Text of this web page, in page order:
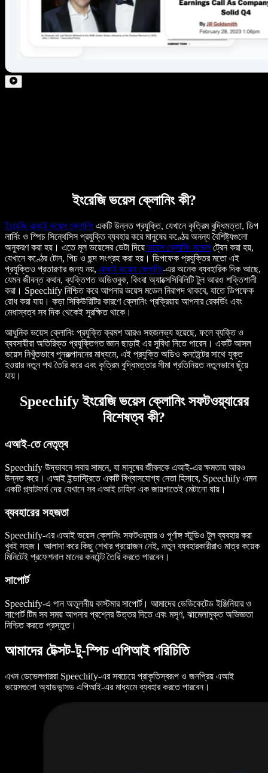
ইংরেজি ভয়েস ক্লোনিং কী?
ইংরেজি এআই ভয়েস ক্লোনিং একটি উন্নত প্রযুক্তি, যেখানে কৃত্রিম বুদ্ধিমত্তা, ডিপ
লার্নিং ও স্পিচ সিন্থেসিস প্রযুক্তি ব্যবহার করে মানুষের কণ্ঠের অনন্য বৈশিষ্ট্যগুলো
অনুকরণ করা হয়। এতে মূল ভয়েসের ডেটা দিয়ে ভয়েস ক্লোনিং মডেলট্রেন করা হয়,
যেখানে কণ্ঠের টোন, পিচ ও ছন্দ সংগ্রহ করা হয়। ডিপফেক প্রযুক্তির মতো এই
প্রযুক্তিও প্রতারণার জন্য নয়, এআই ভয়েস ক্লোনিং-এর অনেক ব্যবহারিক দিক আছে,
যেমন জীবন্ত কথন, ব্যক্তিগত অডিওবুক, কিংবা অ্যাক্সেসিবিলিটি টুল আরও শক্তিশালী
করা। Speechify নিশ্চিত করে আপনার ভয়েস মডেল নিরাপদ থাকবে, যাতে ডিপফেক
রোধ করা যায়। কড়া সিকিউরিটির কারণে ক্লোনিং প্রক্রিয়ায় আপনার রেকর্ডিং এবং
মেধাস্বত্ব সব দিক থেকেই সুরক্ষিত থাকে।
আধুনিক ভয়েস ক্লোনিং প্রযুক্তি ক্রমশ আরও সহজলভ্য হয়েছে, ফলে ব্যক্তি ও
ব্যবসায়ীরা অতিরিক্ত প্রযুক্তিগত জ্ঞান ছাড়াই এর সুবিধা নিতে পারেন। একটি আসল
ভয়েস নিখুঁতভাবে পুনরুত্পাদনের মাধ্যমে, এই প্রযুক্তি অডিও কনটেন্টের সাথে যুক্ত
হওয়ার নতুন পথ তৈরি করে এবং কৃত্রিম বুদ্ধিমত্তার সীমা প্রতিনিয়ত নতুনভাবে ছুঁয়ে
যায়।
Speechify ইংরেজি ভয়েস ক্লোনিং সফটওয়্যারের
বিশেষত্ব কী?
এআই-তে নেতৃত্ব
Speechify উদ্ভাবনে সবার সামনে, যা মানুষের জীবনকে এআই-এর ক্ষমতায় আরও
উন্নত করে। এআই ইন্ডাস্ট্রিতে একটি বিশ্বাসযোগ্য নেতা হিসাবে, Speechify এমন
একটি প্ল্যাটফর্ম দেয় যেখানে সব এআই চাহিদা এক জায়গাতেই মেটানো যায়।
ব্যবহারের সহজতা
Speechify-এর এআই ভয়েস ক্লোনিং সফটওয়্যার ও পূর্ণাঙ্গ স্টুডিও টুল ব্যবহার করা
খুবই সহজ। আলাদা করে কিছু শেখার প্রয়োজন নেই, নতুন ব্যবহারকারীরাও মাত্র কয়েক
মিনিটেই প্রফেশনাল মানের কনটেন্ট তৈরি করতে পারবেন।
সাপোর্ট
Speechify-এ পান অতুলনীয় কাস্টমার সাপোর্ট। আমাদের ডেডিকেটেড ইঞ্জিনিয়ার ও
সাপোর্ট টিম সব সময় আপনার প্রশ্নের উত্তর দিতে এবং মসৃণ, ঝামেলামুক্ত অভিজ্ঞতা
নিশ্চিত করতে প্রস্তুত।
আমাদের টেক্সট-টু-স্পিচ এপিআই পরিচিতি
এখন ডেভেলপাররা Speechify-এর সবচেয়ে প্রাকৃতিস্বরূপ ও জনপ্রিয় এআই
ভয়েসগুলো অ্যাডভান্সড এপিআই-এর মাধ্যমে ব্যবহার করতে পারবেন।